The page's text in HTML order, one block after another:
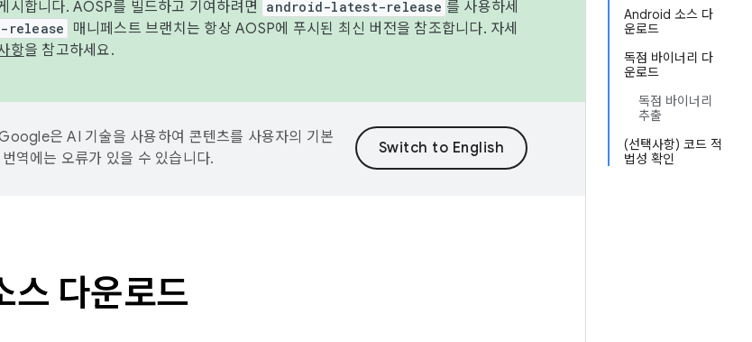
Android 소스 다
운로드
독점 바이너리 다
운로드
독점 바이너리
추출
(선택사항) 코드 적
법성 확인
시합니다. AOSP를 빌드하고 기여하려면
android-latest-release 를 사용하세
release
매니페스트 브랜치는 항상 AOSP에 푸시된 최신 버전을 참조합니다. 자세
항을 참고하세요.
은 AI 기술을 사용하여 콘텐츠를 사용자의 기본
역에는 오류가 있을 수 있습니다.
다운로드